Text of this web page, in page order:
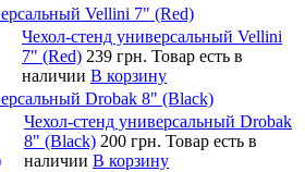
Vellini 7" (Red)
Чехол-стенд универсальный Vellini
7" (Red) 239 грн. Товар есть в
наличии В корзину
Drobak 8" (Black)
Чехол-стенд универсальный Drobak
8" (Black) 200 грн. Товар есть в
наличии В корзину